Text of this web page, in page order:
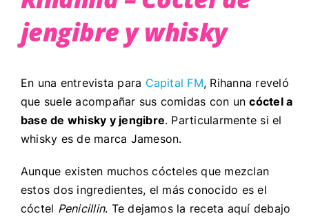
jengibre y whisky
En una entrevista para Capital FM, Rihanna reveló
que suele acompañar sus comidas con uncóctel a
base de whisky y jengibre. Particularmente si el
whisky es de marca Jameson.
Aunque existen muchos cócteles que mezclan
estos dos ingredientes, el más conocido es el
cóctel Penicillin. Te dejamos la receta aquí debajo